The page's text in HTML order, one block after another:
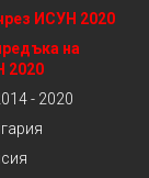
ИСУН 2020
на
2020
- 2020